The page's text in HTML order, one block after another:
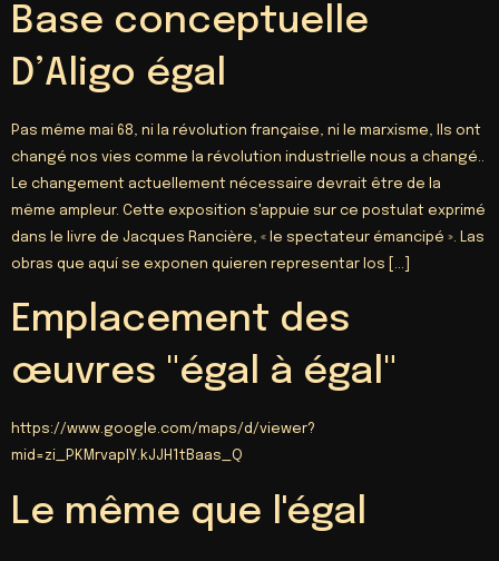
Base conceptuelle
D’Aligo égal
Pas même mai 68, ni la révolution française, ni le marxisme, Ils ont
changé nos vies comme la révolution industrielle nous a changé..
Le changement actuellement nécessaire devrait être de la
même ampleur. Cette exposition s'appuie sur ce postulat exprimé
dans le livre de Jacques Rancière, « le spectateur émancipé ». Las
obras que aquí se exponen quieren representar los […]
Emplacement des
œuvres "égal à égal"
https://www.google.com/maps/d/viewer?
mid=zi_PKMrvapIY.kJJH1tBaas_Q
Le même que l'égal